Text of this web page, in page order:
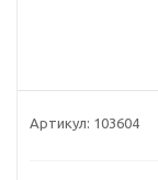
Артикул: 103604